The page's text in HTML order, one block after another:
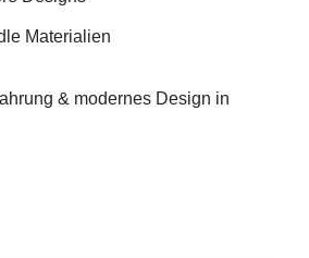
Materialien
& modernes Design in